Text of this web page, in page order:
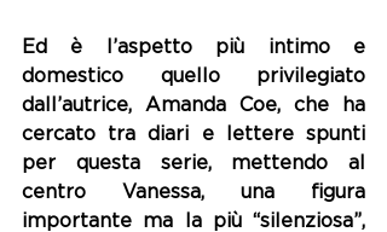
Ed è l’aspetto più intimo e
domestico quello privilegiato
dall’autrice, Amanda Coe, che ha
cercato tra diari e lettere spunti
per questa serie, mettendo al
centro Vanessa, una figura
importante ma la più “silenziosa”,